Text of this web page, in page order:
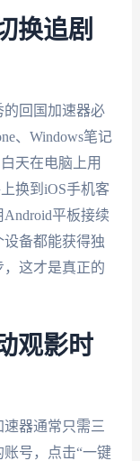
换追剧
回国加速器必
、Windows笔记
天在电脑上用
换到iOS手机客
平板接续
备都能获得独
这才是真正的
观影时
器通常只需三
号，点击“一键